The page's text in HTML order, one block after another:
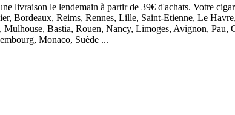
livraison le lendemain à partir de 39€ d'achats. Votre
Bordeaux, Reims, Rennes, Lille, Saint-Etienne, Le
Bastia, Rouen, Nancy, Limoges, Avignon, Pau,
Monaco, Suède ...